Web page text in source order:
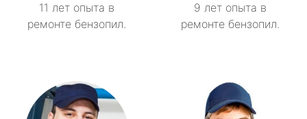
11 лет опыта в
ремонте бензопил.
9 лет опыта в
ремонте бензопил.